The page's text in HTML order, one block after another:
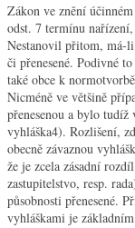
Zákon ve znění
odst. 7 termínu
Nestanovil přitom, má-li
či přenesené. Podivné
také obce k
Nicméně ve většině
přenesenou a bylo
vyhláška4). Rozlišení,
obecně závaznou
že je zcela zásadní
zastupitelstvo, resp.
působnosti přenesené.
vyhláškami je